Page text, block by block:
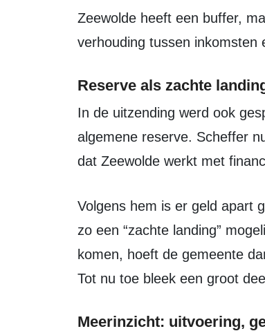
Zeewolde heeft een buffer, maar die is geen vrijbrief om alles te blijven doen. De
verhouding tussen inkomsten
Reserve als zachte
In de uitzending werd ook gesproken over geld uit het grondbedrijf en de
algemene reserve. Scheffer
dat Zeewolde werkt met
Volgens hem is er geld apart gehouden om eventuele tekorten op te vangen en
zo een “zachte landing”
komen, hoeft de gemeente
Tot nu toe bleek een groot
Meerinzicht: uitvoering,